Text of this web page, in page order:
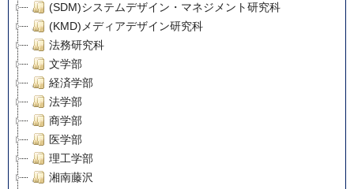
(SDM)システムデザイン・マネジメント研究科
(KMD)メディアデザイン研究科
法務研究科
文学部
経済学部
法学部
商学部
医学部
理工学部
湘南藤沢